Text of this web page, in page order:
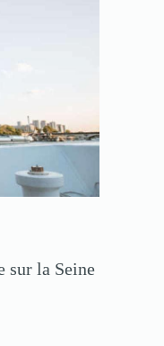
sur la Seine